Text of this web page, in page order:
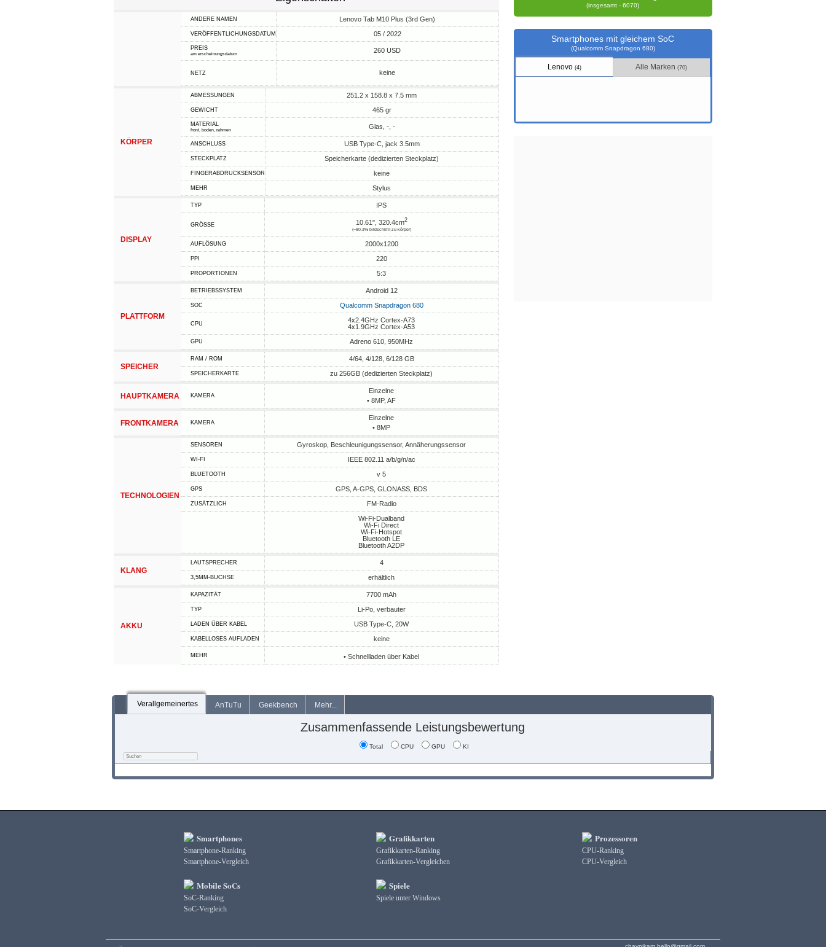
ANDERE NAMEN Lenovo Tab M10 Plus (3rd Gen)
VERÖFFENTLICHUNGSDATUM 05 / 2022
PREIS
am erscheinungsdatum 260 USD
NETZ keine
KÖRPER
ABMESSUNGEN 251.2 x 158.8 x 7.5 mm
GEWICHT 465 gr
MATERIAL
front, boden, rahmen Glas, -, -
ANSCHLUSS USB Type-C, jack 3.5mm
STECKPLATZ Speicherkarte (dedizierten Steckplatz)
FINGERABDRUCKSENSOR keine
MEHR Stylus
DISPLAY
TYP IPS
GRÖSSE 10.61", 320.4cm2
(~80.3% bildschirm-zu-körper)
AUFLÖSUNG 2000x1200
PPI 220
PROPORTIONEN 5:3
PLATTFORM
BETRIEBSSYSTEM Android 12
SOC Qualcomm Snapdragon 680
CPU
4x2.4GHz Cortex-A73
4x1.9GHz Cortex-A53
GPU Adreno 610, 950MHz
SPEICHER
RAM / ROM 4/64, 4/128, 6/128 GB
SPEICHERKARTE zu 256GB (dedizierten Steckplatz)
HAUPTKAMERA KAMERA
Einzelne
• 8MP, AF
FRONTKAMERA KAMERA
Einzelne
• 8MP
TECHNOLOGIEN
SENSOREN Gyroskop, Beschleunigungssensor, Annäherungssensor
WI-FI IEEE 802.11 a/b/g/n/ac
BLUETOOTH v 5
GPS GPS, A-GPS, GLONASS, BDS
ZUSÄTZLICH
FM-Radio
Wi-Fi-Dualband
Wi-Fi Direct
Wi-Fi-Hotspot
Bluetooth LE
Bluetooth A2DP
KLANG
LAUTSPRECHER 4
3,5MM-BUCHSE erhältlich
AKKU
KAPAZITÄT 7700 mAh
TYP Li-Po, verbauter
LADEN ÜBER KABEL USB Type-C, 20W
KABELLOSES AUFLADEN keine
MEHR • Schnellladen über Kabel
(insgesamt - 6070)
Smartphones mit gleichem SoC
(Qualcomm Snapdragon 680)
Lenovo (4) Alle Marken(70)
Verallgemeinertes AnTuTu Geekbench Mehr...
Zusammenfassende Leistungsbewertung
Total CPU GPU KI
Smartphones
Smartphone-Ranking
Smartphone-Vergleich
Mobile SoCs
SoC-Ranking
SoC-Vergleich
Grafikkarten
Grafikkarten-Ranking
Grafikkarten-Vergleichen
Spiele
Spiele unter Windows
Prozessoren
CPU-Ranking
CPU-Vergleich